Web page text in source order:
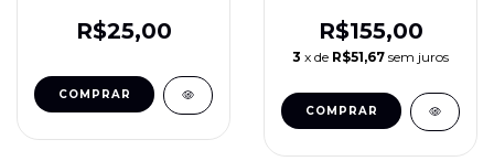
R$25,00 R$155,00
3 x de R$51,67 sem juros